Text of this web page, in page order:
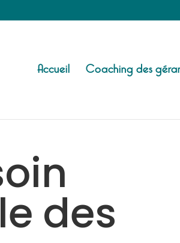
Accueil Coaching des
des